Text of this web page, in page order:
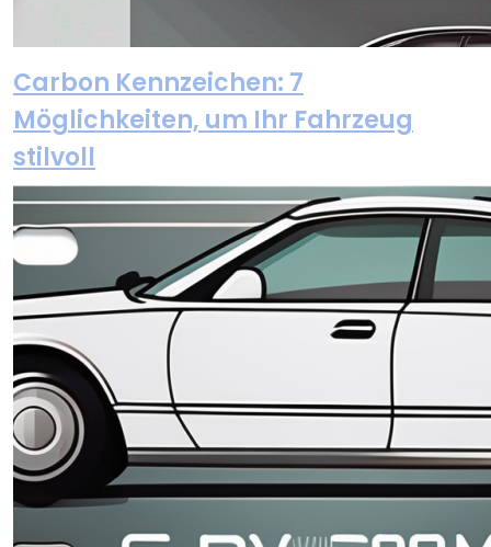
Carbon Kennzeichen: 7
Möglichkeiten, um Ihr Fahrzeug
stilvoll